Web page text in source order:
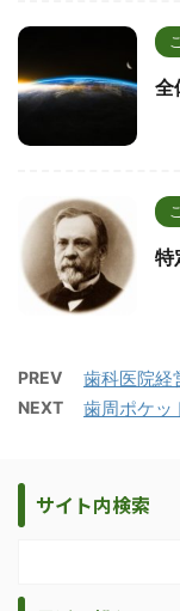
全
特
PREV 歯科医院経
NEXT 歯周ポケッ
サイト内検索